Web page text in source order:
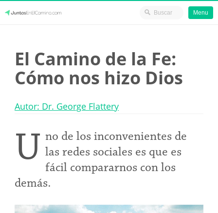
content
Menu
El Camino de la Fe:
Cómo nos hizo Dios
Autor: Dr. George Flattery
U no de los inconvenientes de
las redes sociales es que es
fácil compararnos con los
demás.